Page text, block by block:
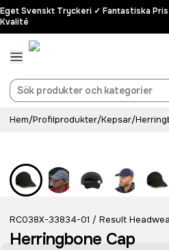
Eget Svenskt Tryckeri ✓ Fantastiska
Kvalité
Hem/Profilprodukter/Kepsar/
RC038X-33834-01 / Result
Herringbone Cap